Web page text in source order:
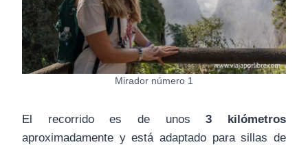
Mirador número 1
El recorrido es de unos3 kilómetros
aproximadamente y está adaptado para sillas de